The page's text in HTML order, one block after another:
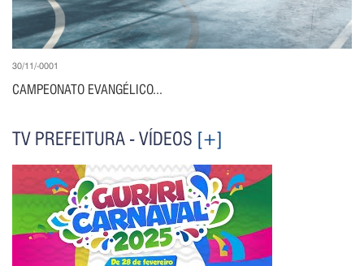
30/11/-0001
CAMPEONATO EVANGÉLICO...
TV PREFEITURA - VÍDEOS [+]